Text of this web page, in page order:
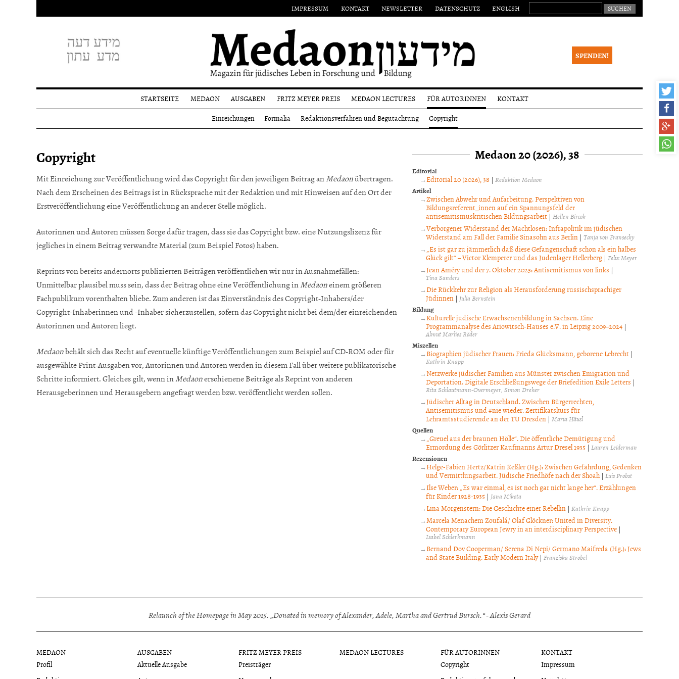
IMPRESSUM KONTAKT NEWSLETTER DATENSCHUTZ ENGLISH SUCHEN NACH:
SPENDEN!
STARTSEITE
MEDAON
Profil
Redaktion
AUSGABEN
Aktuelle
Ausgabe
FRITZ MEYER PREIS
Namensgeber
Preisträger
MEDAON LECTURES
FÜR AUTORINNEN
Einreichungen
Formalia
Redaktionsverfahren
und Begutachtung
KONTAKT
Newsletter
Einreichungen Formalia Redaktionsverfahren und Begutachtung Copyright
Copyright
Mit Einreichung zur Veröffentlichung wird das Copyright für den jeweiligen Beitrag anMedaonübertragen.
Nach dem Erscheinen des Beitrags ist in Rücksprache mit der Redaktion und mit Hinweisen auf den Ort der
Erstveröffentlichung eine Veröffentlichung an anderer Stelle möglich.
Autorinnen und Autoren müssen Sorge dafür tragen, dass sie das Copyright bzw. eine Nutzungslizenz für
jegliches in einem Beitrag verwandte Material (zum Beispiel Fotos) haben.
Reprints von bereits andernorts publizierten Beiträgen veröffentlichen wir nur in Ausnahmefällen:
Unmittelbar plausibel muss sein, dass der Beitrag ohne eine Veröffentlichung inMedaoneinem größeren
Fachpublikum vorenthalten bliebe. Zum anderen ist das Einverständnis des Copyright-Inhabers/der
Copyright-Inhaberinnen und -Inhaber sicherzustellen, sofern das Copyright nicht bei dem/der einreichenden
Autorinnen und Autoren liegt.
Medaonbehält sich das Recht auf eventuelle künftige Veröffentlichungen zum Beispiel auf CD-ROM oder für
ausgewählte Print-Ausgaben vor, Autorinnen und Autoren werden in diesem Fall über weitere publikatorische
Schritte informiert. Gleiches gilt, wenn inMedaonerschienene Beiträge als Reprint von anderen
Herausgeberinnen und Herausgebern angefragt werden bzw. veröffentlicht werden sollen.
Medaon 20 (2026), 38
Editorial
Editorial 20 (2026), 38 |Redaktion Medaon
Artikel
Zwischen Abwehr und Aufarbeitung. Perspektiven von
Bildungsreferent_innen auf ein Spannungsfeld der
antisemitismuskritischen Bildungsarbeit| Hellen Bircok
Verborgener Widerstand der Machtlosen: Infrapolitik im jüdischen
Widerstand am Fall der Familie Sinasohn aus Berlin| Tanja von Fransecky
„Es ist gar zu jämmerlich daß diese Gefangenschaft schon als ein halbes
Glück gilt“ – Victor Klemperer und das Judenlager Hellerberg| Felix Meyer
Jean Améry und der 7. Oktober 2023: Antisemitismus von links |
Tina Sanders
Die Rückkehr zur Religion als Herausforderung russischsprachiger
Jüdinnen| Julia Bernstein
Bildung
Kulturelle jüdische Erwachsenenbildung in Sachsen. Eine
Programmanalyse des Ariowitsch-Hauses e.V. in Leipzig 2009–2024|
Almut Marlies Röder
Miszellen
Biographien jüdischer Frauen: Frieda Glücksmann, geborene Lebrecht |
Kathrin Knapp
Netzwerke jüdischer Familien aus Münster zwischen Emigration und
Deportation. Digitale Erschließungswege der Briefedition Exile Letters |
Rita Schlautmann-Overmeyer Simon Dreher
Jüdischer Alltag in Deutschland. Zwischen Bürgerrechten,
Antisemitismus und #nie wieder. Zertifikatskurs für
Lehramtsstudierende an der TU Dresden| Maria Häusl
Quellen
„Greuel aus der braunen Hölle“. Die öffentliche Demütigung und
Ermordung des Görlitzer Kaufmanns Artur Dresel 1935| Lauren Leiderman
Rezensionen
Helge-Fabien Hertz/Katrin Keßler (Hg.): Zwischen Gefährdung, Gedenken
und Vermittlungsarbeit. Jüdische Friedhöfe nach der Shoah| Luis Probst
Ilse Weber: „Es war einmal, es ist noch gar nicht lange her“. Erzählungen
für Kinder 1928-1935| Jana Mikota
Lina Morgenstern: Die Geschichte einer Rebellin |Kathrin Knapp
Marcela Menachem Zoufalá/ Olaf Glöckner: United in Diversity.
Contemporary European Jewry in an interdisciplinary Perspective|
Isabel Schlerkmann
Bernand Dov Cooperman/ Serena Di Nepi/ Germano Maifreda (Hg.): Jews
and State Building. Early Modern Italy| Franziska Strobel
Relaunch of the Homepage in May 2015. „Donated in memory of Alexander, Adele, Martha and Gertrud Bursch.“ - Alexis Gerard
MEDAON
Profil
AUSGABEN
Aktuelle Ausgabe
FRITZ MEYER PREIS
Preisträger
MEDAON LECTURES
FÜR AUTORINNEN
Copyright
KONTAKT
Impressum